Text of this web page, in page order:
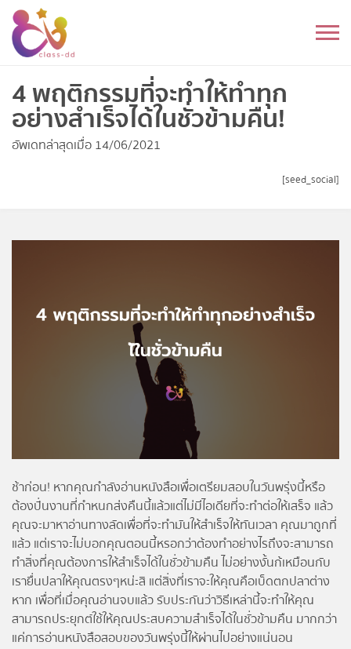
Skip
content
ประถม
โปรไฟล์
เข้าสู่ระบบ
4 พฤติกรรมที่จะทำให้ทำทุก
อย่างสำเร็จได้ในชั่วข้ามคืน!
อัพเดทล่าสุดเมื่อ 14/06/2021
[seed_social]
ช้าก่อน! หากคุณกำลังอ่านหนังสือเพื่อเตรียมสอบในวันพรุ่งนี้หรือ
ต้องปั่นงานที่กำหนกส่งคืนนี้แล้วแต่ไม่มีไอเดียที่จะทำต่อให้เสร็จ แล้ว
คุณจะมาหาอ่านทางลัดเพื่อที่จะทำมันให้สำเร็จให้ทันเวลา คุณมาถูกที่
แล้ว แต่เราจะไม่บอกคุณตอนนี้หรอกว่าต้องทำอย่างไรถึงจะสามารถ
ทำสิ่งที่คุณต้องการให้สำเร็จได้ในชั่วข้ามคืน ไม่อย่างงั้นก้เหมือนกับ
เรายื่นปลาให้คุณตรงๆหน่ะสิ แต่สิ่งที่เราจะให้คุณคือเบ็ดตกปลาต่าง
หาก เพื่อที่เมื่อคุณอ่านจบแล้ว รับประกันว่าวิธีเหล่านี้จะทำให้คุณ
สามารถประยุกต์ใช้ให้คุณประสบความสำเร็จได้ในชั่วข้ามคืน มากกว่า
แค่การอ่านหนังสือสอบของวันพรุ่งนี้ให้ผ่านไปอย่างแน่นอน